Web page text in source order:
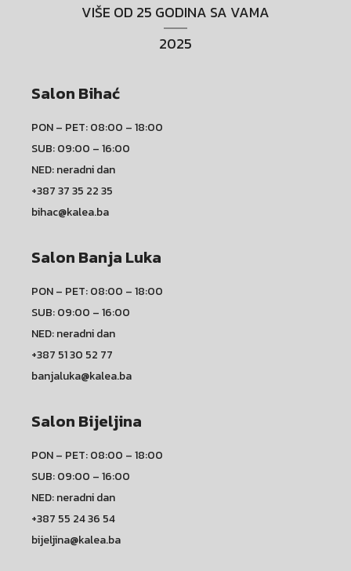
VIŠE OD 25 GODINA SA VAMA
2025
Salon Bihać
PON – PET: 08:00 – 18:00
SUB: 09:00 – 16:00
NED: neradni dan
+387 37 35 22 35
bihac@kalea.ba
Salon Banja Luka
PON – PET: 08:00 – 18:00
SUB: 09:00 – 16:00
NED: neradni dan
+387 51 30 52 77
banjaluka@kalea.ba
Salon Bijeljina
PON – PET: 08:00 – 18:00
SUB: 09:00 – 16:00
NED: neradni dan
+387 55 24 36 54
bijeljina@kalea.ba